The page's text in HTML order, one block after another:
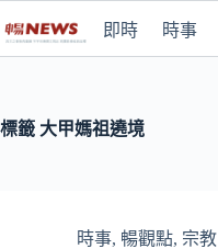
即時 時事
標籤 大甲媽祖遶境
時事, 暢觀點, 宗教